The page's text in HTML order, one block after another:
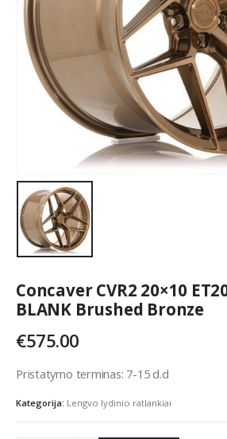
Concaver CVR2 20×10
BLANK Brushed Bronze
€575.00
Pristatymo terminas: 7-15 d.d
Kategorija: Lengvo lydinio ratlankiai